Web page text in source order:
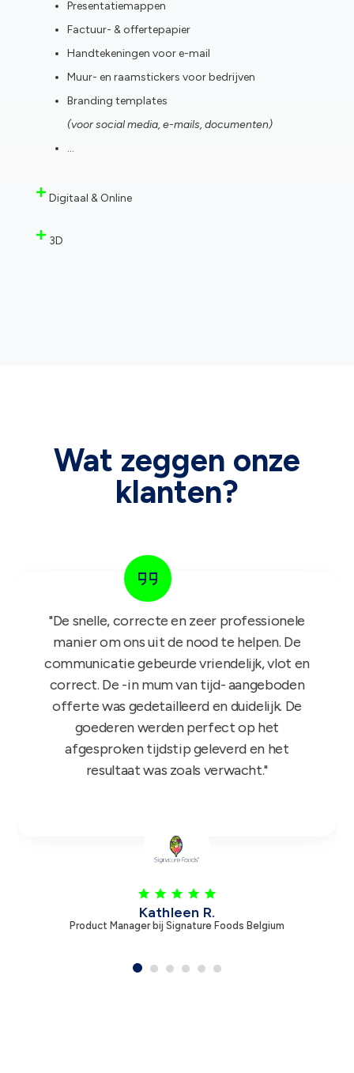
Presentatiemappen
Factuur- & offertepapier
Handtekeningen voor e-mail
Muur- en raamstickers voor bedrijven
Branding templates
(voor social media, e-mails, documenten)
…
Digitaal & Online
3D
Wat zeggen onze
klanten?
Product Manager bij Zambon
"Het GIFT FOR KIDS project is een succes in
de roos! Onze reps zijn er nu sinds maandag
mee aan de slag en niets dan lovende
feedback dus nogmaals bedankt!"